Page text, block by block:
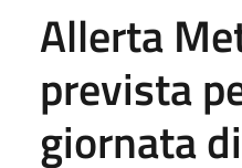
Allerta
prevista
giornata